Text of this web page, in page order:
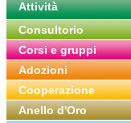
Attività
Consultorio
Corsi e gruppi
Adozioni
Cooperazione
Anello d'Oro